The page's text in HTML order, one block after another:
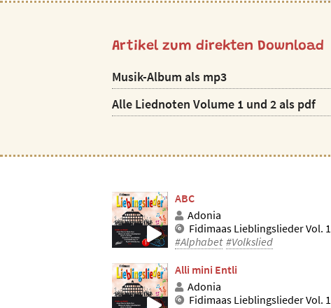
Artikel zum direkten Download
Musik-Album als mp3
Alle Liednoten Volume 1 und 2 als pdf
ABC
Adonia
Fidimaas Lieblingslieder Vol. 1
#Alphabet #Volkslied
Alli mini Entli
Adonia
Fidimaas Lieblingslieder Vol. 1